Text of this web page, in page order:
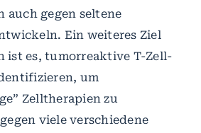
auch gegen seltene
Ein weiteres Ziel
ist es, tumorreaktive T-Zell-
um
Zelltherapien zu
viele verschiedene